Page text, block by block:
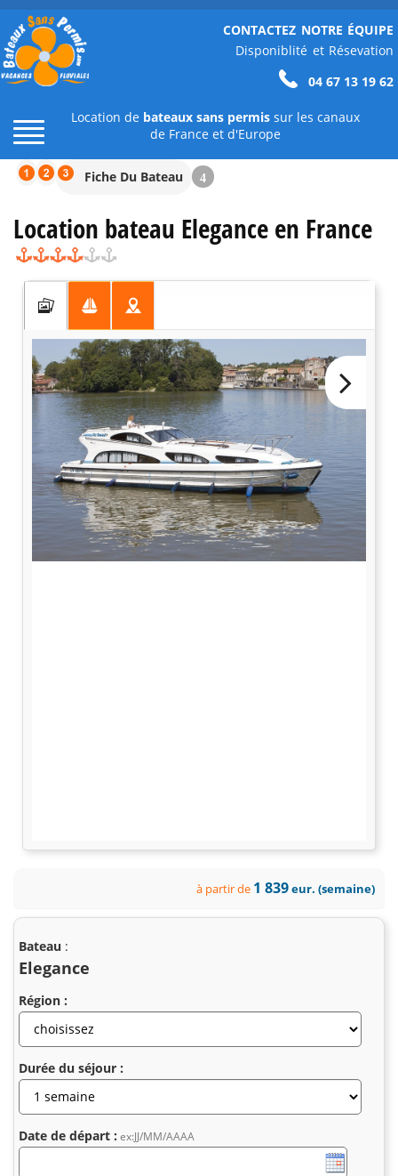
CONTACTEZ NOTRE ÉQUIPE
Disponiblité et Résevation
04 67 13 19 62
Location de bateaux sans permis sur les canaux
de France et d'Europe
Fiche Du Bateau 4
Location bateau Elegance en France
à partir de 1 839eur. (semaine)
Bateau :
Elegance
Région :
Durée du séjour :
Date de départ : ex:JJ/MM/AAAA